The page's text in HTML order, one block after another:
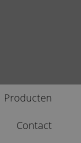
Producten
Contact